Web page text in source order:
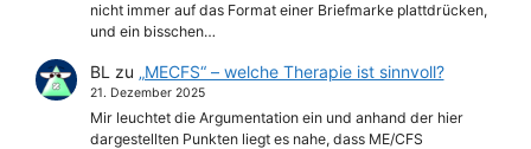
nicht immer auf das Format einer Briefmarke plattdrücken,
und ein bisschen…
BL zu „MECFS“ – welche Therapie ist sinnvoll?
21. Dezember 2025
Mir leuchtet die Argumentation ein und anhand der hier
dargestellten Punkten liegt es nahe, dass ME/CFS